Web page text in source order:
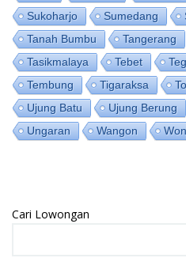
Sukoharjo
Sumedang
Tanah Bumbu
Tangerang
Tasikmalaya
Tebet
Tembung
Tigaraksa
Ujung Batu
Ujung Berung
Ungaran
Wangon
Cari Lowongan